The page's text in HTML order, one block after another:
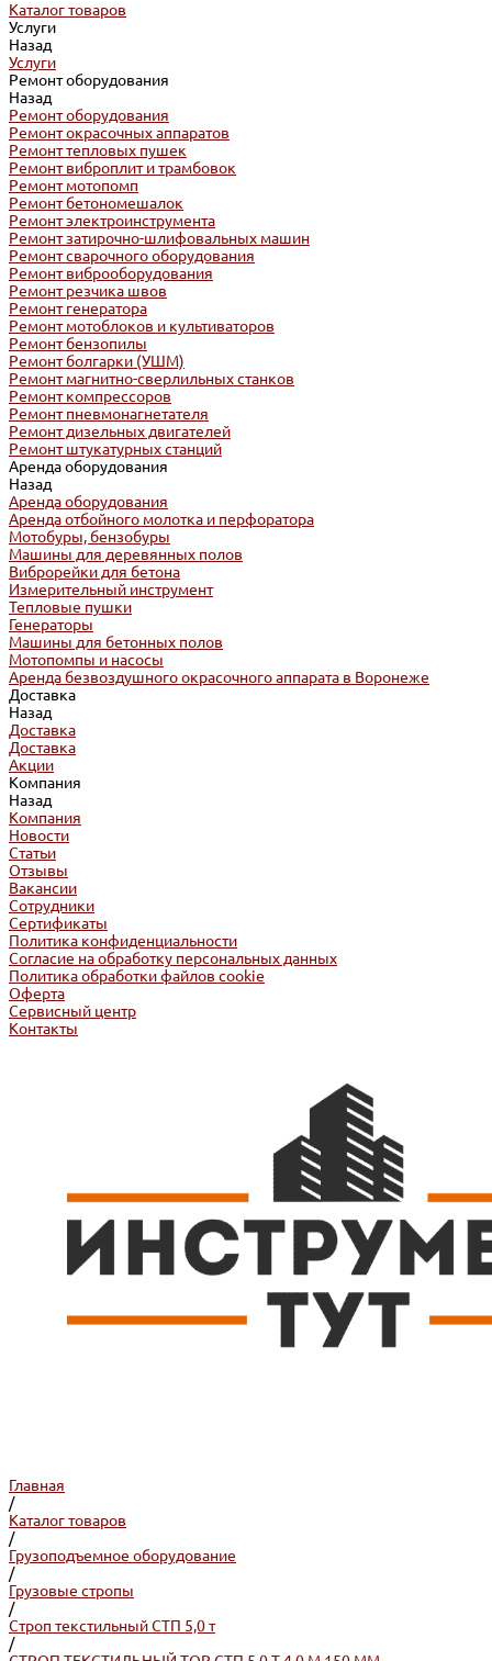
Каталог товаров
Услуги
Назад
Услуги
Ремонт оборудования
Назад
Ремонт оборудования
Ремонт окрасочных аппаратов
Ремонт тепловых пушек
Ремонт виброплит и трамбовок
Ремонт мотопомп
Ремонт бетономешалок
Ремонт электроинструмента
Ремонт затирочно-шлифовальных машин
Ремонт сварочного оборудования
Ремонт виброоборудования
Ремонт резчика швов
Ремонт генератора
Ремонт мотоблоков и культиваторов
Ремонт бензопилы
Ремонт болгарки (УШМ)
Ремонт магнитно-сверлильных станков
Ремонт компрессоров
Ремонт пневмонагнетателя
Ремонт дизельных двигателей
Ремонт штукатурных станций
Аренда оборудования
Назад
Аренда оборудования
Аренда отбойного молотка и перфоратора
Мотобуры, бензобуры
Машины для деревянных полов
Виброрейки для бетона
Измерительный инструмент
Тепловые пушки
Генераторы
Машины для бетонных полов
Мотопомпы и насосы
Аренда безвоздушного окрасочного аппарата в Воронеже
Доставка
Назад
Доставка
Доставка
Акции
Компания
Назад
Компания
Новости
Статьи
Отзывы
Вакансии
Сотрудники
Сертификаты
Политика конфиденциальности
Согласие на обработку персональных данных
Политика обработки файлов cookie
Оферта
Сервисный центр
Контакты
Главная
/
Каталог товаров
/
Грузоподъемное оборудование
/
Грузовые стропы
/
Строп текстильный СТП 5,0 т
/